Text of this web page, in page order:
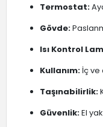
Termostat:
Gövde:
Isı Kontrol
Kullanım: İç ve
Taşınabilirlik:
Güvenlik:El